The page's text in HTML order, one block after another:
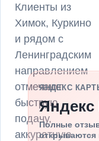
Клиенты из
Химок, Куркино
и рядом с
Ленинградским
направлением
отмечают
быструю
подачу,
аккуратную
ЯНДЕКС
Полные
открываются